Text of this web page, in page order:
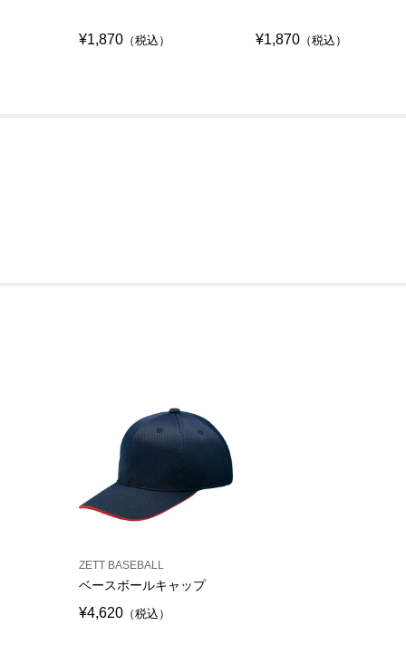
¥1,870 （税込） ¥1,870 （税込）
ZETT BASEBALL
ベースボールキャップ
¥4,620 （税込）